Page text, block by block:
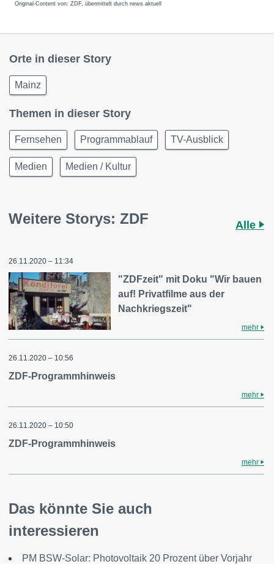
Original-Content von: ZDF, übermittelt durch news aktuell
Orte in dieser Story
Mainz
Themen in dieser Story
Fernsehen Programmablauf TV-Ausblick
Medien Medien / Kultur
Weitere Storys: ZDF Alle
26.11.2020 – 11:34
"ZDFzeit" mit Doku "Wir bauen
auf! Privatfilme aus der
Nachkriegszeit"
mehr
26.11.2020 – 10:56
ZDF-Programmhinweis
mehr
26.11.2020 – 10:50
ZDF-Programmhinweis
mehr
Das könnte Sie auch
interessieren
PM BSW-Solar: Photovoltaik 20 Prozent über Vorjahr